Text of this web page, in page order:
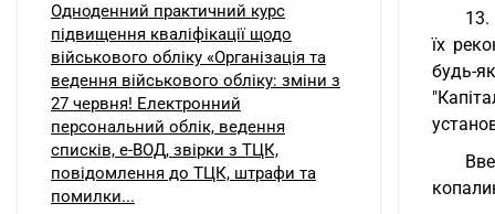
13.
їх
будь-
Одноденний практичний курс
підвищення кваліфікації щодо
військового обліку «Організація та
ведення військового обліку: зміни з
27 червня! Електронний
персональний облік, ведення
списків, е-ВОД, звірки з ТЦК,
повідомлення до ТЦК, штрафи та
помилки...